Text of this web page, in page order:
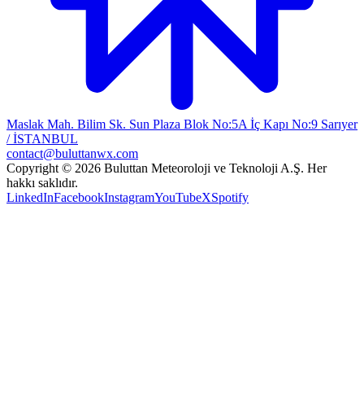
Maslak Mah. Bilim Sk. Sun Plaza Blok No:5A İç Kapı No:9 Sarıyer
/ İSTANBUL
contact@buluttanwx.com
Copyright © 2026 Buluttan Meteoroloji ve Teknoloji A.Ş. Her
hakkı saklıdır.
LinkedInFacebookInstagramYouTubeXSpotify